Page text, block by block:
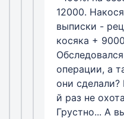
12000.
выписки -
косяка +
операции, а
они
й раз не
Грустно... А